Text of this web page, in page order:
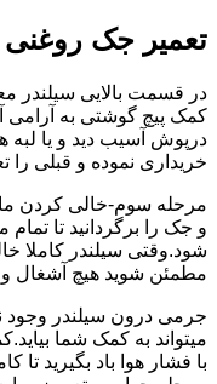
تعمیر جک روغنی
در قسمت بالایی سیلندر
کمک پیچ گوشتی به آرامی
درپوش آسیب دید و یا لبه
خریداری نموده و قبلی را
مرحله سوم-خالی کردن
و جک را برگردانید تا
شود.وقتی سیلندر کاملا
مطمئن شوید هیچ آشغال و
جرمی درون سیلندر وجود
میتواند به کمک شما
با فشار هوا باد بگیرید تا